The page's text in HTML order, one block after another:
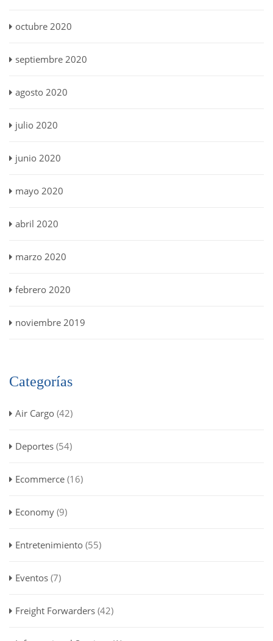
octubre 2020
septiembre 2020
agosto 2020
julio 2020
junio 2020
mayo 2020
abril 2020
marzo 2020
febrero 2020
noviembre 2019
Categorías
Air Cargo (42)
Deportes (54)
Ecommerce (16)
Economy (9)
Entretenimiento (55)
Eventos (7)
Freight Forwarders (42)